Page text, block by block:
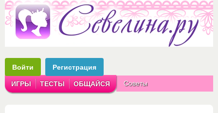
Войти Регистрация
ИГРЫ ТЕСТЫ ОБЩАЙСЯ Советы